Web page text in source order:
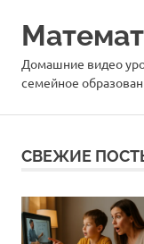
Домашние видео
семейное
СВЕЖИЕ